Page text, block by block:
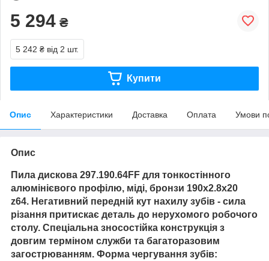
5 294 ₴
5 242 ₴ від 2 шт.
Купити
Опис Характеристики Доставка Оплата Умови
Опис
Пила дискова 297.190.64FF для тонкостінного
алюмінієвого профілю, міді, бронзи 190x2.8x20
z64. Негативний передній кут нахилу зубів - сила
різання притискає деталь до нерухомого робочого
столу. Спеціальна зносостійка конструкція з
довгим терміном служби та багаторазовим
загострюванням. Форма чергування зубів: